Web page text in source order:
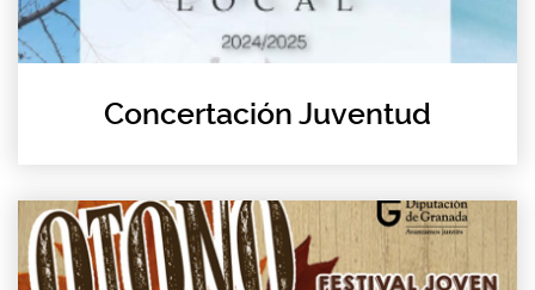
Concertación Juventud